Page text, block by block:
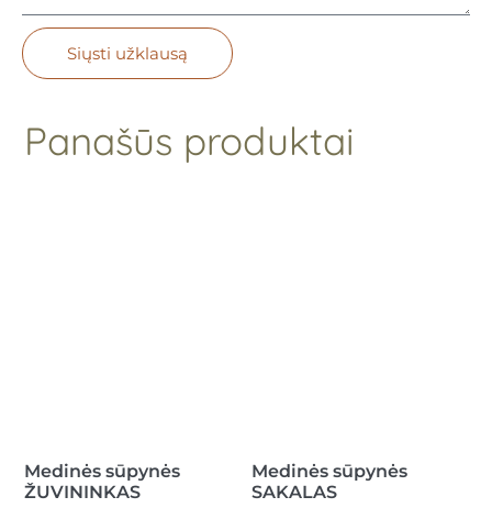
Siųsti užklausą
Panašūs produktai
Medinės sūpynės
ŽUVININKAS
Medinės sūpynės
SAKALAS